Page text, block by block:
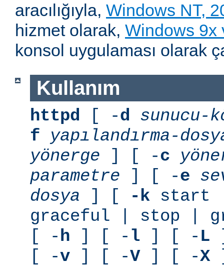
aracılığıyla, Windows NT,
hizmet olarak, Windows 9x
konsol uygulaması olarak
Kullanım
httpd [ -d
f
yapılandırma-
yönerge ] [ -c
parametre ] [ -e
dosya ] [ -k start
graceful | stop |
[ -h ] [ - l ] [ - L
[ -v ] [ -V] [ -X